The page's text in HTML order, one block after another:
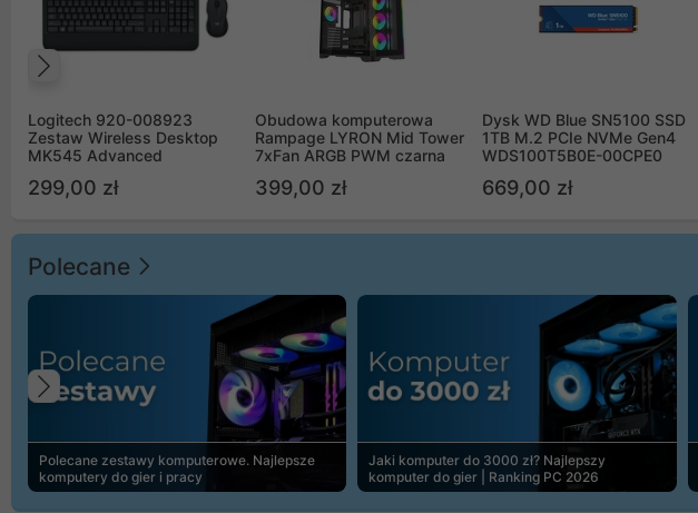
Logitech 920-008923
Zestaw Wireless Desktop
MK545 Advanced
299,00 zł
Obudowa komputerowa
Rampage LYRON Mid Tower
7xFan ARGB PWM czarna
399,00 zł
Dysk WD Blue SN5100 SSD
1TB M.2 PCIe NVMe Gen4
WDS100T5B0E-00CPE0
669,00 zł
Polecane
Polecane zestawy komputerowe. Najlepsze
komputery do gier i pracy
Jaki komputer do 3000 zł? Najlepszy
komputer do gier | Ranking PC 2026
Poprzedni